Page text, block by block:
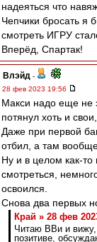
надеяться что
Чепчики бросать я
смотреть ИГРУ
Вперёд, Спартак!
Влэйд -
28 фев 2023 19:56
Макси надо еще не
потянул хоть и
Даже при первой
отбил, а там
Ну и в целом как-то
смотреться,
освоился.
Снова два первых
Край » 28 фев
Читаю ВВи и вижу,
позитиве,